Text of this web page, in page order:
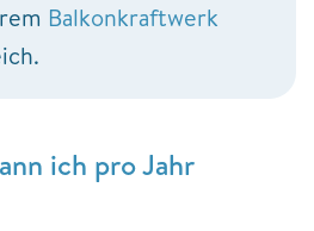
Balkonkraftwerk
ich pro Jahr